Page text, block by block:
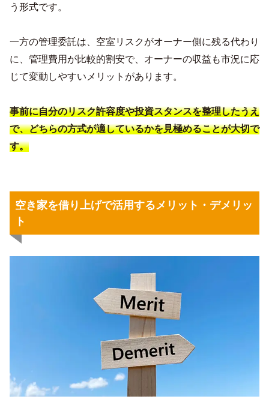
う形式です。
一方の管理委託は、空室リスクがオーナー側に残る代わり
に、管理費用が比較的割安で、オーナーの収益も市況に応
じて変動しやすいメリットがあります。
事前に自分のリスク許容度や投資スタンスを整理したうえ
で、どちらの方式が適しているかを見極めることが大切で
す。
空き家を借り上げで活用するメリット・デメリッ
ト